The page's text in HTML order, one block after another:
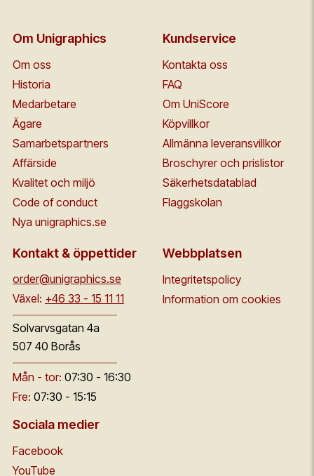
Om Unigraphics
Om oss
Historia
Medarbetare
Ägare
Samarbetspartners
Affärside
Kvalitet och miljö
Code of conduct
Nya unigraphics.se
Kundservice
Kontakta oss
FAQ
Om UniScore
Köpvillkor
Allmänna leveransvillkor
Broschyrer och prislistor
Säkerhetsdatablad
Flaggskolan
Kontakt & öppettider
order@unigraphics.se
Växel: +46 33 - 15 11 11
Solvarvsgatan 4a
507 40 Borås
Mån - tor: 07:30 - 16:30
Fre: 07:30 - 15:15
Webbplatsen
Integritetspolicy
Information om cookies
Sociala medier
Facebook
YouTube